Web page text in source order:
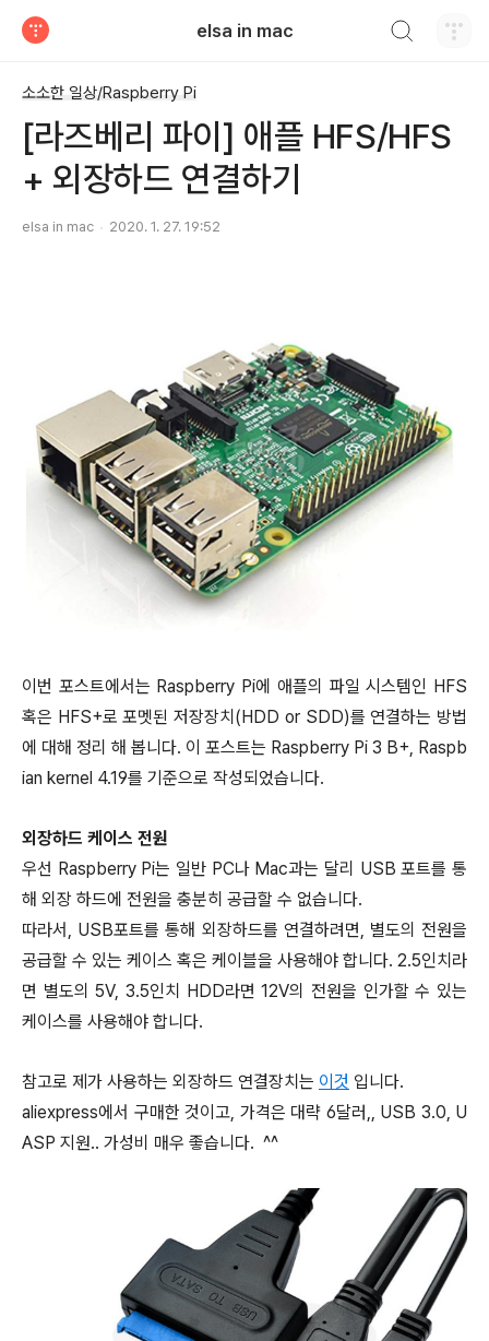
elsa in mac
소소한 일상/Raspberry Pi
[라즈베리 파이] 애플 HFS/HFS
+ 외장하드 연결하기
elsa in mac 2020. 1. 27. 19:52
이번 포스트에서는 Raspberry Pi에 애플의 파일 시스템인 HFS
혹은 HFS+로 포멧된 저장장치(HDD or SDD)를 연결하는 방법
에 대해 정리 해 봅니다. 이 포스트는 Raspberry Pi 3 B+, Raspb
ian kernel 4.19를 기준으로 작성되었습니다.
외장하드 케이스 전원
우선 Raspberry Pi는 일반 PC나 Mac과는 달리 USB 포트를 통
해 외장 하드에 전원을 충분히 공급할 수 없습니다.
따라서, USB포트를 통해 외장하드를 연결하려면, 별도의 전원을
공급할 수 있는 케이스 혹은 케이블을 사용해야 합니다. 2.5인치라
면 별도의 5V, 3.5인치 HDD라면 12V의 전원을 인가할 수 있는
케이스를 사용해야 합니다.
참고로 제가 사용하는 외장하드 연결장치는 이것 입니다.
aliexpress에서 구매한 것이고, 가격은 대략 6달러,, USB 3.0, U
ASP 지원.. 가성비 매우 좋습니다. ^^